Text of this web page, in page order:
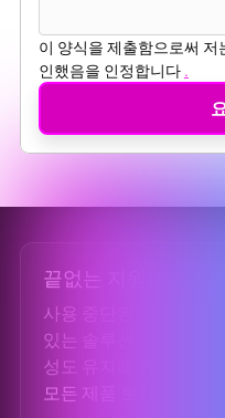
이 양식을 제출함으로써 저
인했음을 인정합니다 .
끝없는 지원
사용 중단된 오픈 소스
있는 솔루션으로, 보안
성도 유지해 줍니다.
모든 제품 보기